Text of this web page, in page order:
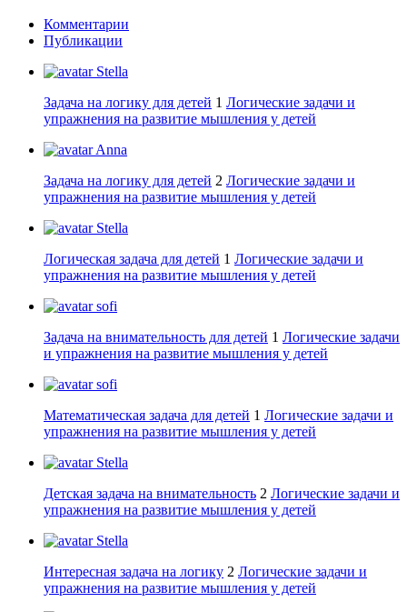
Комментарии
Публикации
Stella
Задача на логику для детей 1 Логические задачи и
упражнения на развитие мышления у детей
Anna
Задача на логику для детей 2 Логические задачи и
упражнения на развитие мышления у детей
Stella
Логическая задача для детей 1 Логические задачи и
упражнения на развитие мышления у детей
sofi
Задача на внимательность для детей 1 Логические задачи
и упражнения на развитие мышления у детей
sofi
Математическая задача для детей 1 Логические задачи и
упражнения на развитие мышления у детей
Stella
Детская задача на внимательность 2 Логические задачи и
упражнения на развитие мышления у детей
Stella
Интересная задача на логику 2 Логические задачи и
упражнения на развитие мышления у детей